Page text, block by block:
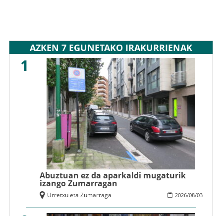
AZKEN 7 EGUNETAKO IRAKURRIENAK
1
Abuztuan ez da aparkaldi mugaturik
izango Zumarragan
2026/08/03
Urretxu eta Zumarraga